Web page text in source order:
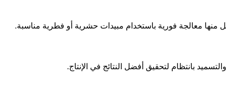
معالجة فورية باستخدام مبيدات حشرية أو فطرية مناسبة.
بانتظام لتحقيق أفضل النتائج في الإنتاج.